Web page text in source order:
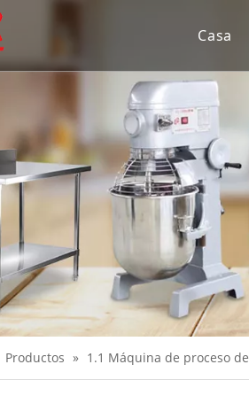
Casa
Productos » 1.1 Máquina de proceso